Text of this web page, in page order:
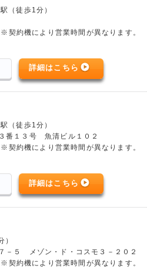
（徒歩1分）
約機により営業時間が異なります。
詳細はこちら
（徒歩1分）
番１３号 魚清ビル１０２
約機により営業時間が異なります。
詳細はこちら
）
－５ メゾン・ド・コスモ３－２０２
約機により営業時間が異なります。